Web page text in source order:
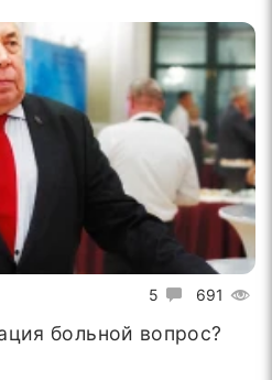
5 691
больной вопрос?